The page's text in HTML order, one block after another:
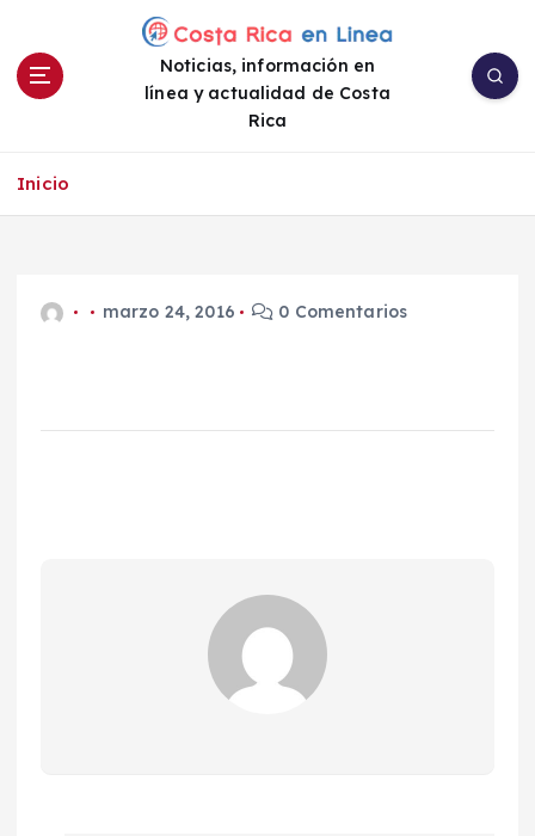
Noticias, información en
línea y actualidad de Costa
Rica
Inicio
marzo 24, 2016 0 Comentarios